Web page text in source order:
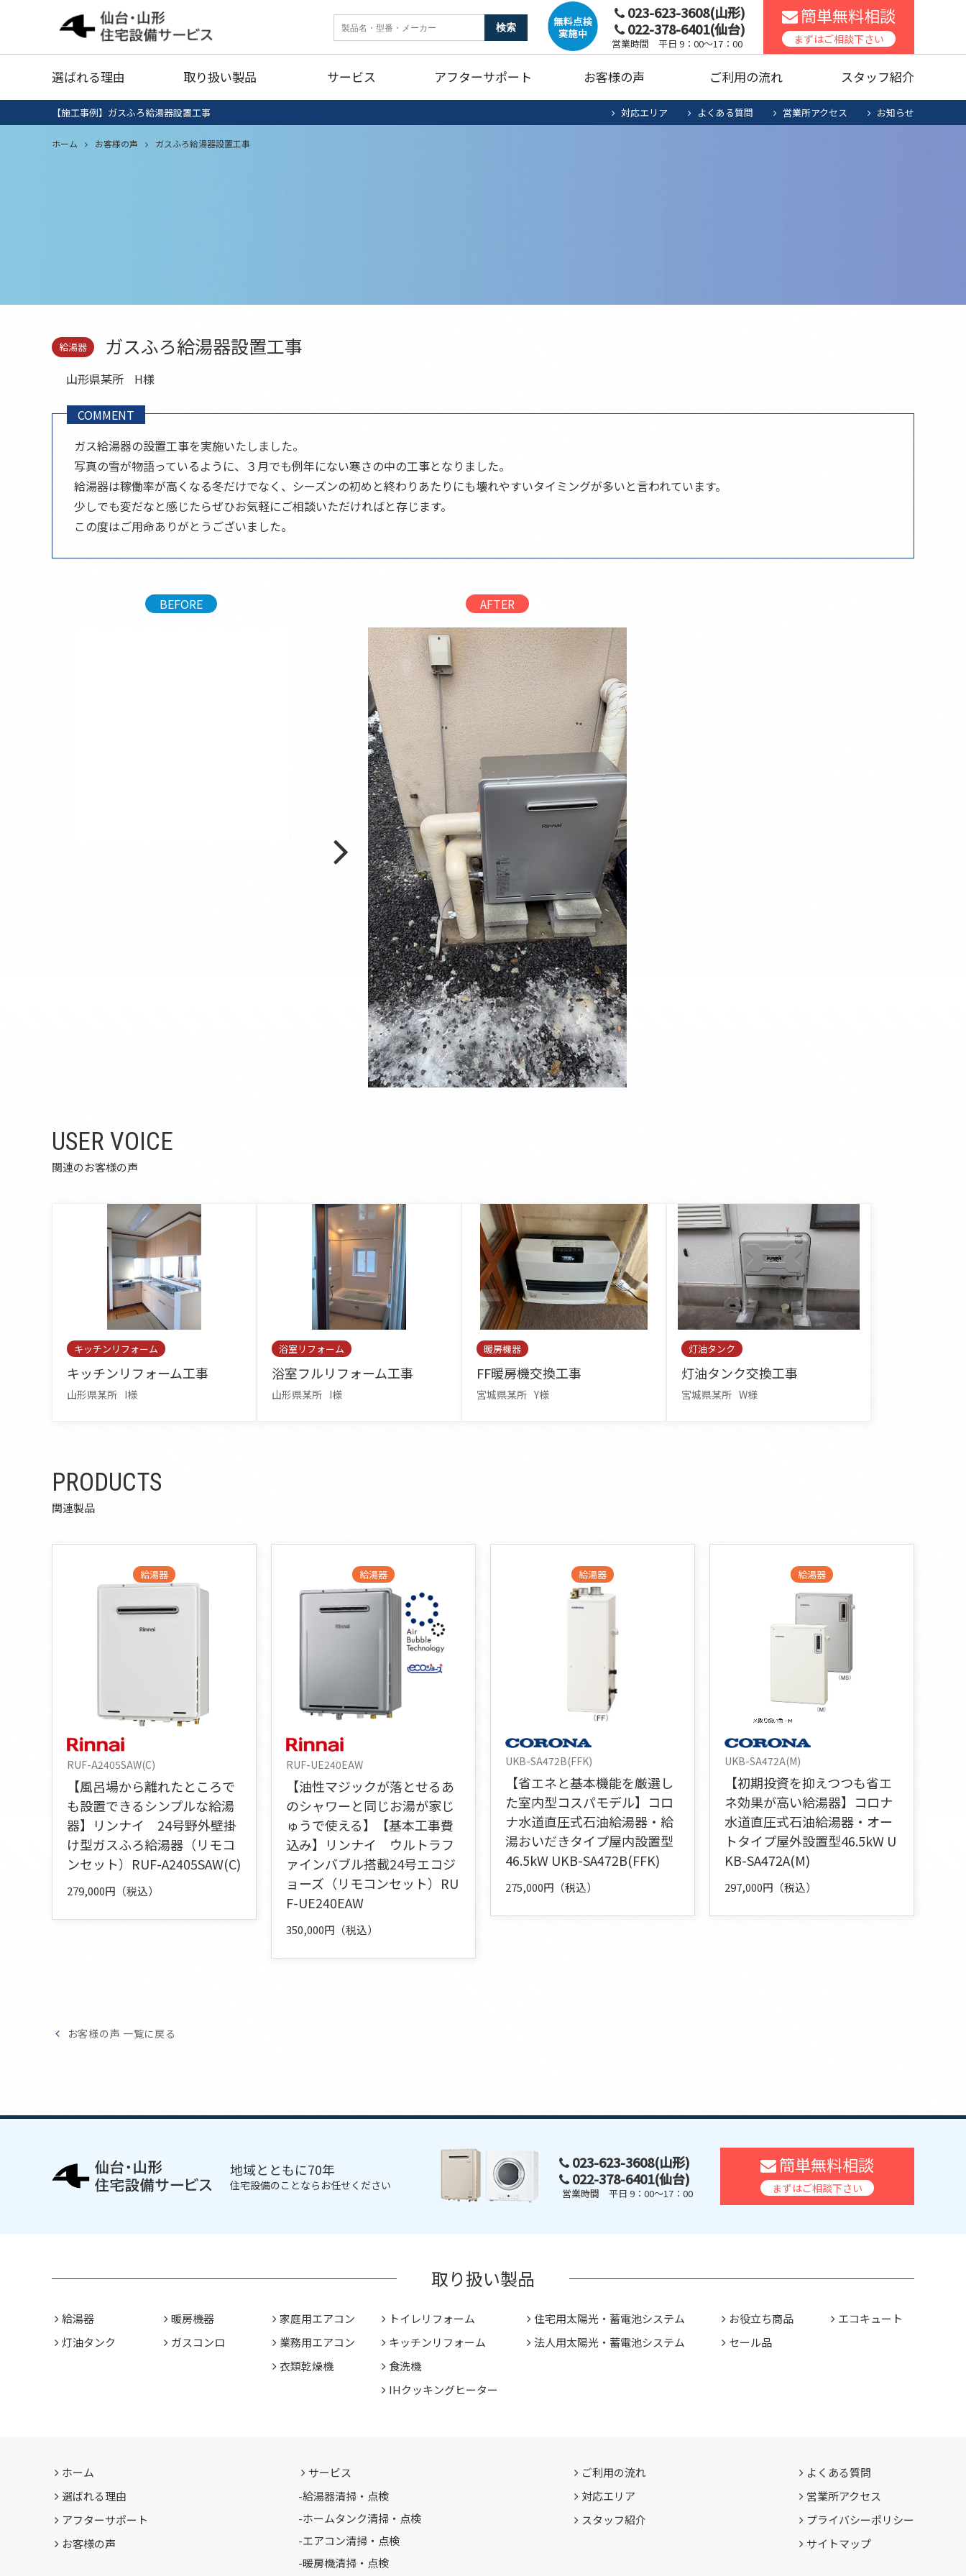
023-623-3608(山形)
022-378-6401(仙台)
営業時間 平日 9：00～17：00
簡単無料相談
まずはご相談下さい
選ばれる理由 取り扱い製品
給湯器
サービス アフターサポート お客様の声 ご利用の流れ スタッフ紹介
【施工事例】ガスふろ給湯器設置工事 対応エリア よくある質問 営業所アクセス お知らせ
ホーム お客様の声 ガスふろ給湯器設置工事
給湯器 ガスふろ給湯器設置工事
山形県某所 H様
COMMENT
ガス給湯器の設置工事を実施いたしました。
写真の雪が物語っているように、３月でも例年にない寒さの中の工事となりました。
給湯器は稼働率が高くなる冬だけでなく、シーズンの初めと終わりあたりにも壊れやすいタイミングが多いと言われています。
少しでも変だなと感じたらぜひお気軽にご相談いただければと存じます。
この度はご用命ありがとうございました。
BEFORE AFTER
USER VOICE
関連のお客様の声
キッチンリフォーム
キッチンリフォーム工事
山形県某所 I様
浴室リフォーム
浴室フルリフォーム工事
山形県某所 I様
暖房機器
FF暖房機交換工事
宮城県某所 Y様
灯油タンク
灯油タンク交換工事
宮城県某所 W様
PRODUCTS
関連製品
給湯器
RUF-A2405SAW(C)
【風呂場から離れたところで
も設置できるシンプルな給湯
器】リンナイ 24号野外壁掛
け型ガスふろ給湯器（リモコ
ンセット）RUF-A2405SAW(C)
279,000円（税込）
給湯器
RUF-UE240EAW
【油性マジックが落とせるあ
のシャワーと同じお湯が家じ
ゅうで使える】【基本工事費
込み】リンナイ ウルトラフ
ァインバブル搭載24号エコジ
ョーズ（リモコンセット）RU
F-UE240EAW
350,000円（税込）
給湯器
UKB-SA472B(FFK)
【省エネと基本機能を厳選し
た室内型コスパモデル】コロ
ナ水道直圧式石油給湯器・給
湯おいだきタイプ屋内設置型
46.5kW UKB-SA472B(FFK)
275,000円（税込）
給湯器
UKB-SA472A(M)
【初期投資を抑えつつも省エ
ネ効果が高い給湯器】コロナ
水道直圧式石油給湯器・オー
トタイプ屋外設置型46.5kW U
KB-SA472A(M)
297,000円（税込）
お客様の声 一覧に戻る
地域とともに70年
住宅設備のことならお任せください
023-623-3608(山形)
022-378-6401(仙台)
営業時間 平日 9：00～17：00
簡単無料相談
まずはご相談下さい
取り扱い製品
給湯器
灯油タンク
暖房機器
ガスコンロ
家庭用エアコン
業務用エアコン
衣類乾燥機
トイレリフォーム
キッチンリフォーム
食洗機
IHクッキングヒーター
住宅用太陽光・蓄電池システム
法人用太陽光・蓄電池システム
お役立ち商品
セール品
エコキュート
ホーム
選ばれる理由
アフターサポート
お客様の声
サービス
-給湯器清掃・点検
-ホームタンク清掃・点検
-エアコン清掃・点検
-暖房機清掃・点検
ご利用の流れ
対応エリア
スタッフ紹介
よくある質問
営業所アクセス
プライバシーポリシー
サイトマップ
給湯器 暖房機器 ガスコンロ 家庭用エアコン
キッチンリフォーム
IHクッキング
給湯器清掃・点検 ホームタンク清掃・点検 エアコン清掃・点検 暖房機清掃・点検